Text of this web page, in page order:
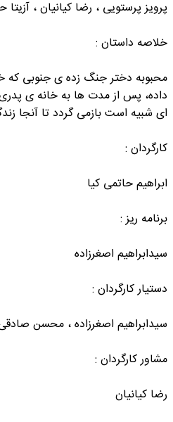
پرویز پرستویی ، رضا کیانیان ، آزیتا
خلاصه داستان :
محبوبه دختر جنگ زده ی جنوبی که
داده، پس از مدت ها به خانه ی
ای شبیه است بازمی گردد تا آنجا
کارگردان :
ابراهیم حاتمی کیا
برنامه ریز :
سیدابراهیم اصغرزاده
دستیار کارگردان :
سیدابراهیم اصغرزاده ، محسن
مشاور کارگردان :
رضا کیانیان